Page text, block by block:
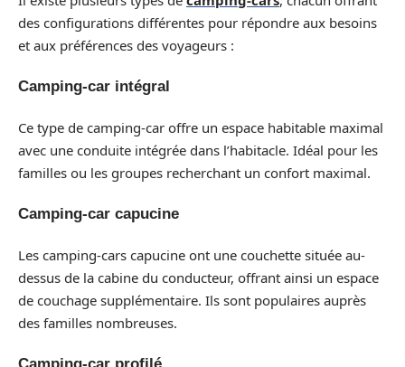
des configurations différentes pour répondre aux besoins
et aux préférences des voyageurs :
Camping-car intégral
Ce type de camping-car offre un espace habitable maximal
avec une conduite intégrée dans l’habitacle. Idéal pour les
familles ou les groupes recherchant un confort maximal.
Camping-car capucine
Les camping-cars capucine ont une couchette située au-
dessus de la cabine du conducteur, offrant ainsi un espace
de couchage supplémentaire. Ils sont populaires auprès
des familles nombreuses.